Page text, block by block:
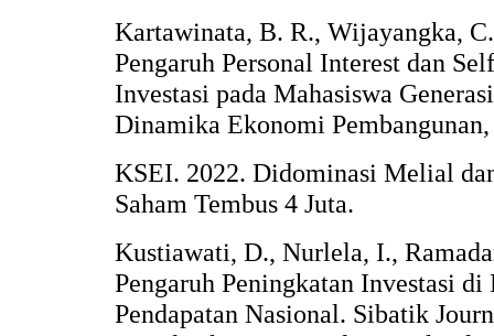
Kartawinata, B. R., Wijayangka,
Pengaruh Personal Interest dan
Investasi pada Mahasiswa
Dinamika Ekonomi
KSEI. 2022. Didominasi Melial
Saham Tembus 4 Juta.
Kustiawati, D., Nurlela, I.,
Pengaruh Peningkatan Investasi
Pendapatan Nasional. Sibatik